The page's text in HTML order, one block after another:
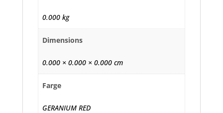
0.000 kg
Dimensions
0.000 × 0.000 × 0.000 cm
Farge
GERANIUM RED